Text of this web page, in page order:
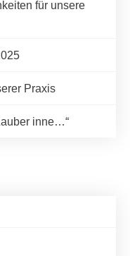
für unsere
Praxis
inne…“